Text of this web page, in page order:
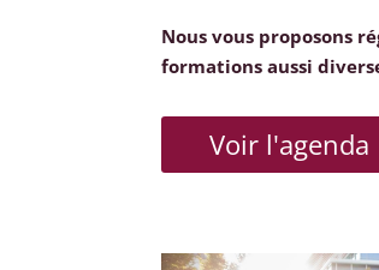
Nous vous proposons
formations aussi
Voir l'agenda